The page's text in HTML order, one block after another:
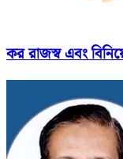
কর রাজস্ব এবং